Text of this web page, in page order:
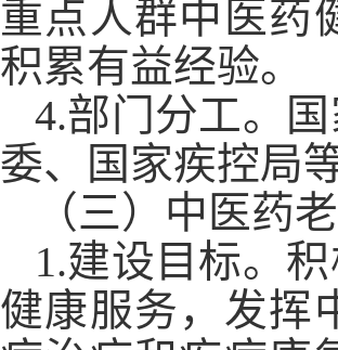
重点人群中医药
积累有益经验。
4.部门分工。
委、国家疾控局
（三）中医药
1.建设目标。
健康服务，发挥